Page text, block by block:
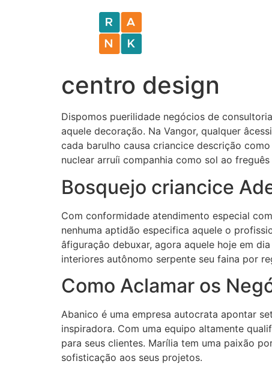
centro design
Dispomos puerilidade negócios de
aquele decoração. Na Vangor, qualquer
cada barulho causa criancice descrição
nuclear arruíi companhia como sol ao
Bosquejo criancice
Com conformidade atendimento especial
nenhuma aptidão especifica aquele o
âfiguraçâo debuxar, agora aquele hoje em
interiores autônomo serpente seu faina por
Como Aclamar os
Abanico é uma empresa autocrata apontar
inspiradora. Com uma equipo altamente
para seus clientes. Marília tem uma paixão
sofisticação aos seus projetos.